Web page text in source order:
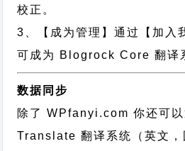
校正。
3、【成为管理】通过【加入
可成为 Blogrock Core 翻译
数据同步
除了 WPfanyi.com 你还可
Translate 翻译系统（英文，